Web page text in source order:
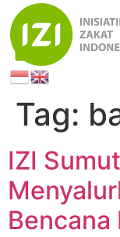
Tag:
IZI
Bencana